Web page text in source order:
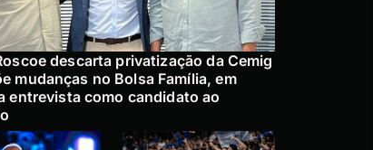
descarta privatização da Cemig
mudanças no Bolsa Família, em
entrevista como candidato ao